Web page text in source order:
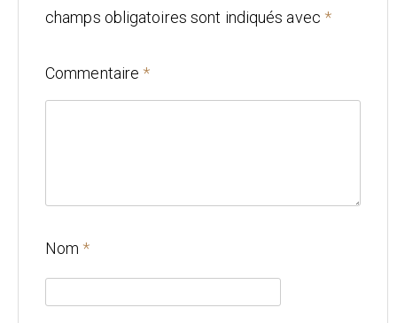
champs obligatoires sont indiqués avec *
Commentaire *
Nom *